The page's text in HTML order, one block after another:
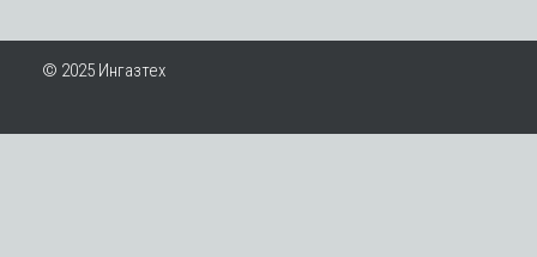
© 2025 Ингазтех